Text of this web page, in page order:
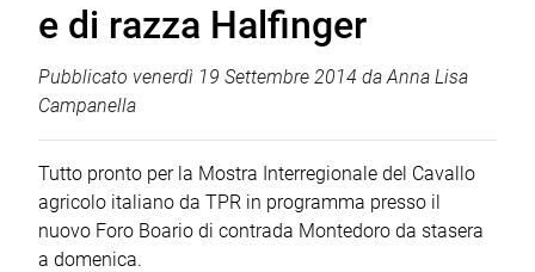
e di razza Halfinger
Pubblicato venerdì 19 Settembre 2014 daAnna Lisa
Campanella
Tutto pronto per la Mostra Interregionale del Cavallo
agricolo italiano da TPR in programma presso il
nuovo Foro Boario di contrada Montedoro da stasera
a domenica.